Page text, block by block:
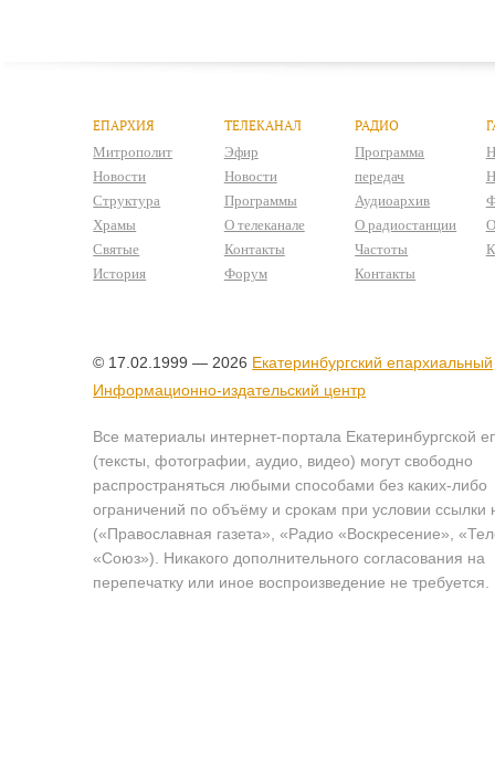
ЕПАРХИЯ
Митрополит
Новости
Структура
Храмы
Святые
История
ТЕЛЕКАНАЛ
Эфир
Новости
Программы
О телеканале
Контакты
Форум
РАДИО
Программа
передач
Аудиоархив
О радиостанции
Частоты
Контакты
© 17.02.1999 — 2026 Екатеринбургский епархиальный
Информационно-издательский центр
Все материалы интернет-портала Екатеринбургской
(тексты, фотографии, аудио, видео) могут свободно
распространяться любыми способами без каких-либо
ограничений по объёму и срокам при условии ссылки
(«Православная газета», «Радио «Воскресение»,
«Союз»). Никакого дополнительного согласования на
перепечатку или иное воспроизведение не требуется.